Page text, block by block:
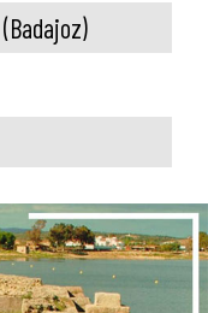
(Badajoz)